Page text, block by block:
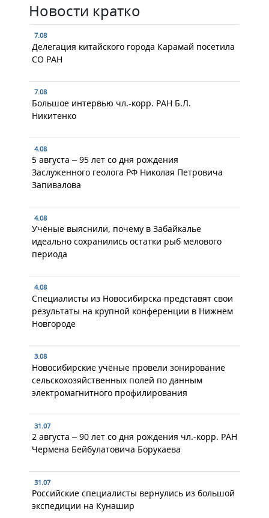
Новости кратко
7.08
Делегация китайского города Карамай посетила
СО РАН
7.08
Большое интервью чл.-корр. РАН Б.Л.
Никитенко
4.08
5 августа – 95 лет со дня рождения
Заслуженного геолога РФ Николая Петровича
Запивалова
4.08
Учёные выяснили, почему в Забайкалье
идеально сохранились остатки рыб мелового
периода
4.08
Специалисты из Новосибирска представят свои
результаты на крупной конференции в Нижнем
Новгороде
3.08
Новосибирские учёные провели зонирование
сельскохозяйственных полей по данным
электромагнитного профилирования
31.07
2 августа – 90 лет со дня рождения чл.-корр. РАН
Чермена Бейбулатовича Борукаева
31.07
Российские специалисты вернулись из большой
экспедиции на Кунашир